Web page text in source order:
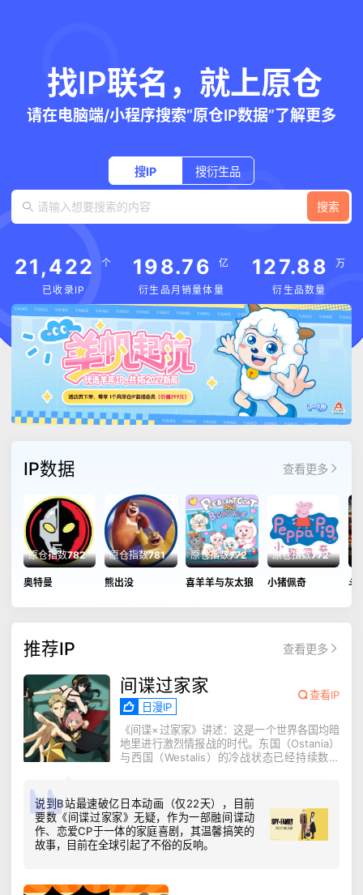
找IP联名，就上原仓
请在电脑端/小程序搜索“原仓IP数据”了解更多
搜IP 搜衍生品
搜索
21,422 个
已收录IP
198.76 亿
衍生品月销量体量
127.88 万
衍生品数量
IP数据 查看更多
原仓指数782
奥特曼
原仓指数781
熊出没
原仓指数772
喜羊羊与灰太狼
原仓指数772
小猪佩奇 斗
推荐IP 查看更多
间谍过家家
日漫IP
查看IP
《间谍×过家家》讲述：这是一个世界各国均暗
地里进行激烈情报战的时代。东国（Ostania）
与西国（Westalis）的冷战状态已经持续数十
物——东国国家统一党总裁多诺万·德斯蒙，上
级给予了他一个绝密任务。
说到B站最速破亿日本动画（仅22天），目前
要数《间谍过家家》无疑，作为一部融间谍动
作、恋爱CP于一体的家庭喜剧，其温馨搞笑的
故事，目前在全球引起了不俗的反响。